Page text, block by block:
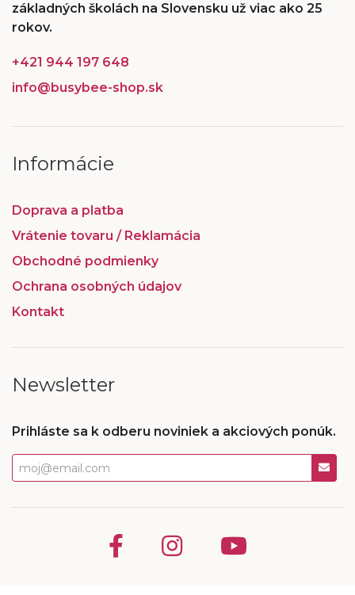
základných školách na Slovensku už viac ako 25
rokov.
+421 944 197 648
info@busybee-shop.sk
Informácie
Doprava a platba
Vrátenie tovaru / Reklamácia
Obchodné podmienky
Ochrana osobných údajov
Kontakt
Newsletter
Prihláste sa k odberu noviniek a akciových ponúk.